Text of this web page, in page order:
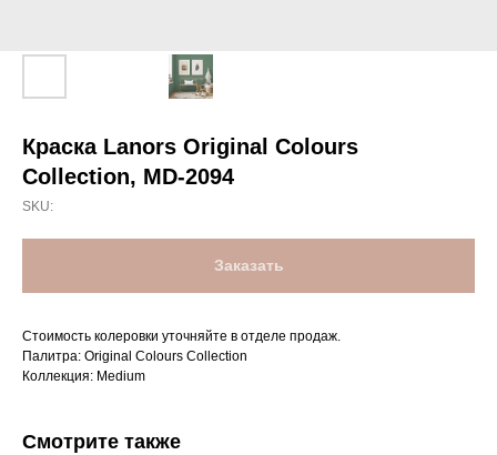
Краска Lanors Original Colours
Collection, MD-2094
SKU:
Заказать
Стоимость колеровки уточняйте в отделе продаж.
Палитра: Original Colours Collection
Коллекция: Medium
Смотрите также